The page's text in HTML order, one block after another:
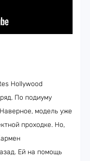
Hollywood
По подиуму
модель уже
проходке. Но,
Ей на помощь